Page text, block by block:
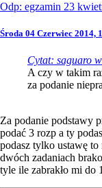
Odp: egzamin 23
Środa 04 Czerwiec 2014,
Cytat: saguaro
A czy w takim
za podanie
Za podanie podstawy
podać 3 rozp a ty
podasz tylko ustawę
dwóch zadaniach
tyle ile zabrakło mi do